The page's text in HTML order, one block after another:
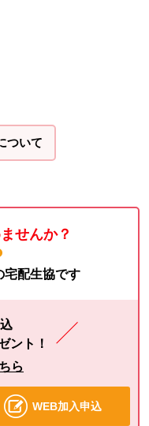
ついて
せんか？
宅配生協です
ント！
ら
WEB加入申込